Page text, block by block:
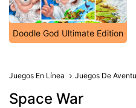
Doodle God Ultimate Edition
Juegos En Línea Juegos De
Space War